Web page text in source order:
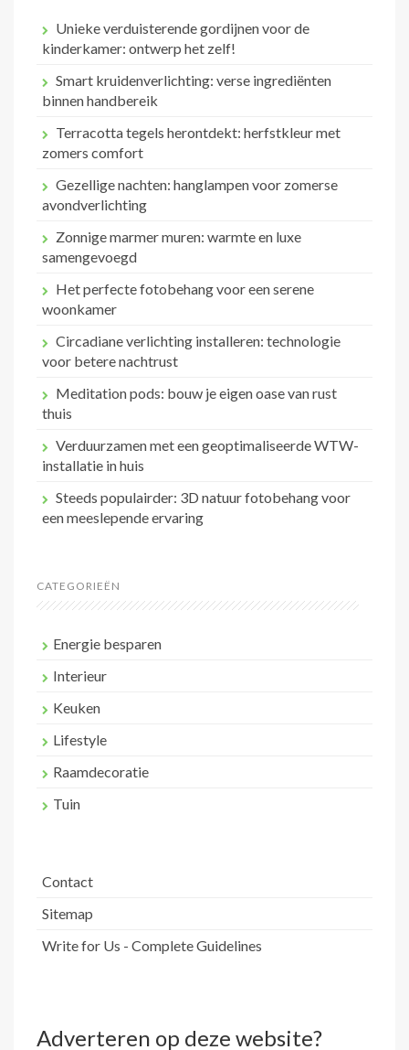
Unieke verduisterende gordijnen voor de
kinderkamer: ontwerp het zelf!
Smart kruidenverlichting: verse ingrediënten
binnen handbereik
Terracotta tegels herontdekt: herfstkleur met
zomers comfort
Gezellige nachten: hanglampen voor zomerse
avondverlichting
Zonnige marmer muren: warmte en luxe
samengevoegd
Het perfecte fotobehang voor een serene
woonkamer
Circadiane verlichting installeren: technologie
voor betere nachtrust
Meditation pods: bouw je eigen oase van rust
thuis
Verduurzamen met een geoptimaliseerde WTW-
installatie in huis
Steeds populairder: 3D natuur fotobehang voor
een meeslepende ervaring
CATEGORIEËN
Energie besparen
Interieur
Keuken
Lifestyle
Raamdecoratie
Tuin
Contact
Sitemap
Write for Us - Complete Guidelines
Adverteren op deze website?